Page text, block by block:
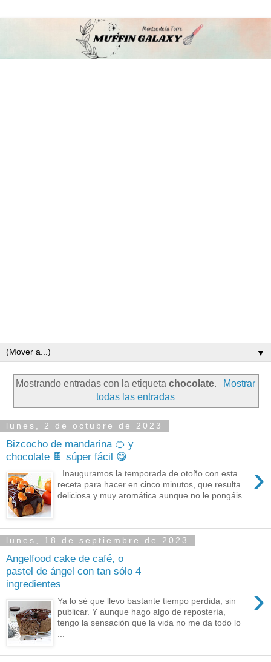
▼
Mostrando entradas con la etiquetachocolate.
Mostrar
todas las entradas
lunes, 2 de octubre de 2023
Bizcocho de mandarina 🍊 y
chocolate 🍫 súper fácil 😋
›
Inauguramos la temporada de otoño con esta
receta para hacer en cinco minutos, que resulta
deliciosa y muy aromática aunque no le pongáis
lunes, 18 de septiembre de 2023
Angelfood cake de café, o
pastel de ángel con tan sólo 4
ingredientes
›
Ya lo sé que llevo bastante tiempo perdida, sin
publicar. Y aunque hago algo de repostería,
tengo la sensación que la vida no me da todo lo